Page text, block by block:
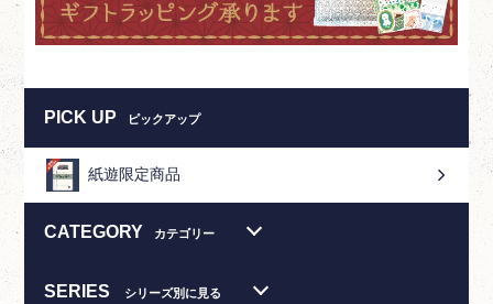
PICK UP ピックアップ
紙遊限定商品
CATEGORY カテゴリー
SERIES シリーズ別に見る